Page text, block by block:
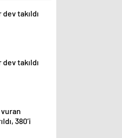
dev takıldı
dev takıldı
vuran
380’i